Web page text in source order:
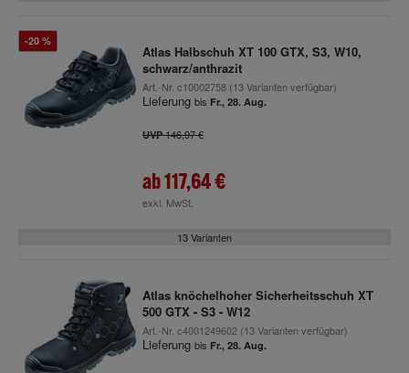
-20 %
Atlas Halbschuh XT 100 GTX, S3, W10,
schwarz/anthrazit
Art.-Nr. c10002758(13 Varianten verfügbar)
Lieferung bis Fr., 28. Aug.
UVP146,97 €
ab117,64 €
exkl. MwSt.
13 Varianten
Atlas knöchelhoher Sicherheitsschuh XT
500 GTX - S3 - W12
Art.-Nr. c4001249602(13 Varianten verfügbar)
Lieferung bis Fr., 28. Aug.